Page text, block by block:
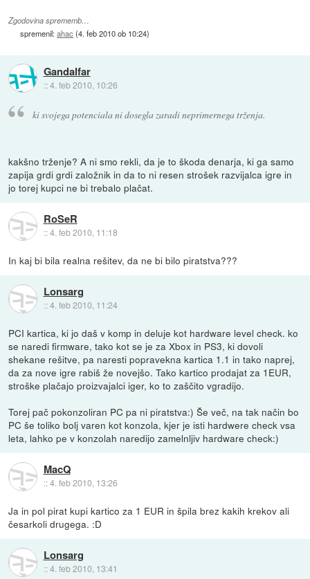
Zgodovina sprememb…
spremenil:ahac (4. feb 2010 ob 10:24)
Gandalfar
::4. feb 2010, 10:26
ki svojega potenciala ni dosegla zaradi neprimernega trženja.
kakšno trženje? A ni smo rekli, da je to škoda denarja, ki ga samo
zapija grdi grdi založnik in da to ni resen strošek razvijalca igre in
jo torej kupci ne bi trebalo plačat.
RoSeR
::4. feb 2010, 11:18
In kaj bi bila realna rešitev, da ne bi bilo piratstva???
Lonsarg
::4. feb 2010, 11:24
PCI kartica, ki jo daš v komp in deluje kot hardware level check. ko
se naredi firmware, tako kot se je za Xbox in PS3, ki dovoli
shekane rešitve, pa naresti popravekna kartica 1.1 in tako naprej,
da za nove igre rabiš že novejšo. Tako kartico prodajat za 1EUR,
stroške plačajo proizvajalci iger, ko to zaščito vgradijo.
Torej pač pokonzoliran PC pa ni piratstva:) Še več, na tak način bo
PC še toliko bolj varen kot konzola, kjer je isti hardwere check vsa
leta, lahko pe v konzolah naredijo zamelnljiv hardware check:)
MacQ
::4. feb 2010, 13:26
Ja in pol pirat kupi kartico za 1 EUR in špila brez kakih krekov ali
česarkoli drugega. :D
Lonsarg
::4. feb 2010, 13:41